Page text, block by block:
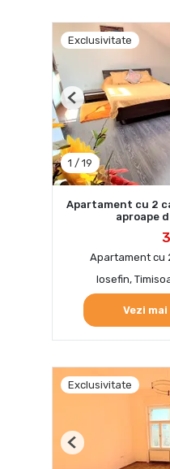
Exclusivitate
1 / 19
Previous
Apartament cu 2
aproape
Apartament cu
Iosefin,
Vezi
Exclusivitate
Previous